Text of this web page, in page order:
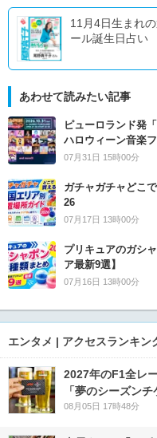
11月4日生まれ
ール誕生日占い
あわせて読みたい記事
ピューロランド発
ハロウィーン音楽
07月31日 15時00分
ガチャガチャどこ
26
07月17日 13時00分
プリキュアのガシ
ア最新9選】
07月16日 13時00分
エンタメ | アクセスランキン
2027年のF1全レ
「夢のシーズン
08月05日 17時48分